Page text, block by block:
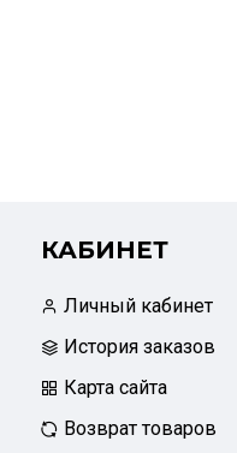
КАБИНЕТ
Личный кабинет
История заказов
Карта сайта
Возврат товаров